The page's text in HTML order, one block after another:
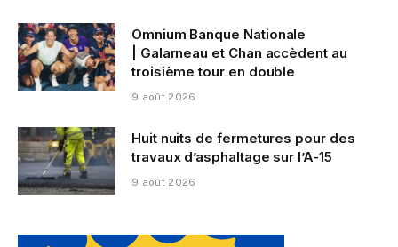
Omnium Banque Nationale
| Galarneau et Chan accèdent au
troisième tour en double
9 août 2026
Huit nuits de fermetures pour des
travaux d’asphaltage sur l’A-15
9 août 2026